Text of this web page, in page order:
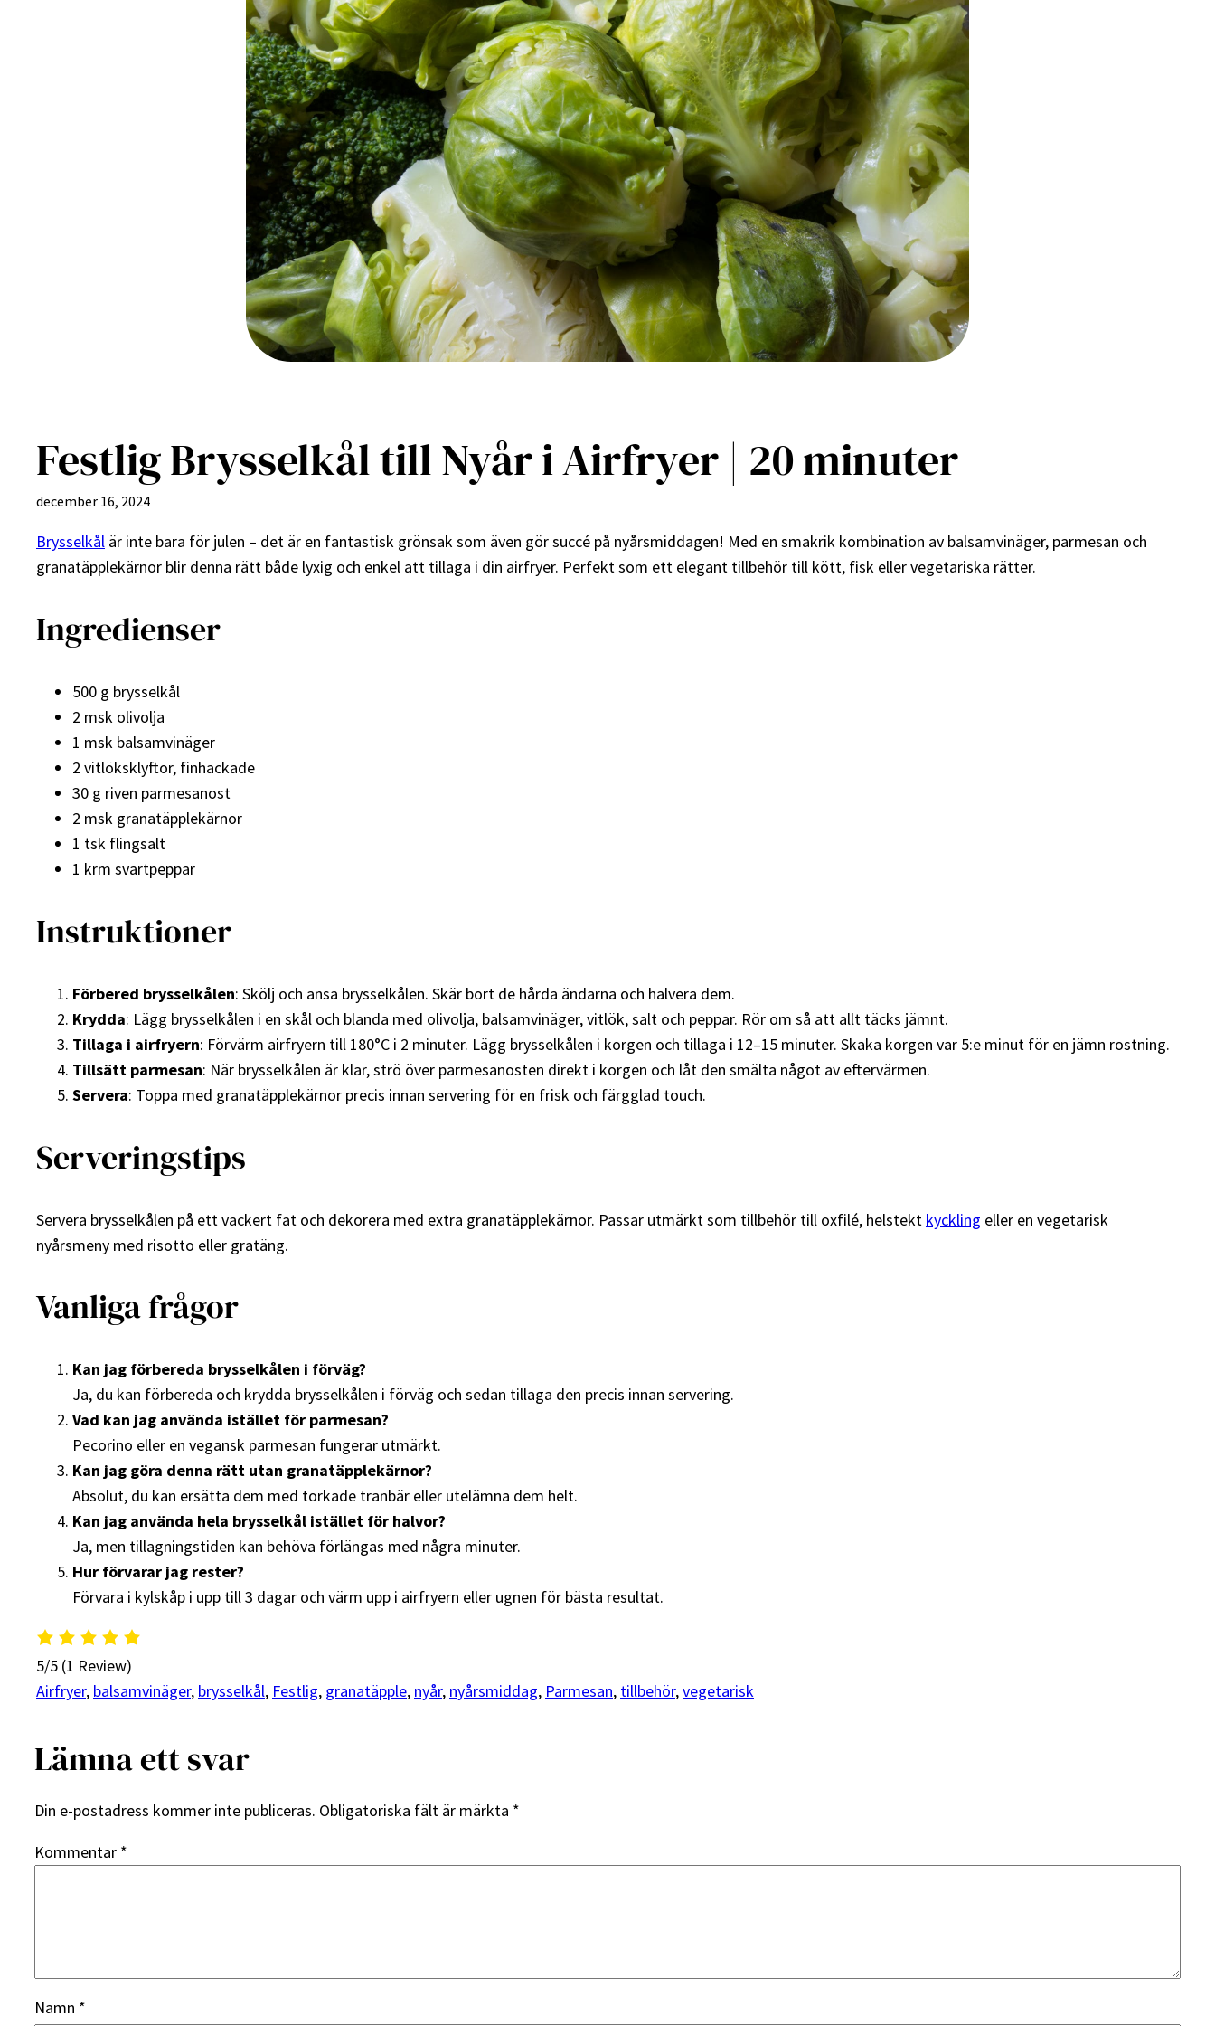
Festlig Brysselkål till Nyår i Airfryer | 20 minuter
december 16, 2024
Brysselkål är inte bara för julen – det är en fantastisk grönsak som även gör succé på nyårsmiddagen! Med en smakrik kombination av balsamvinäger, parmesan och
granatäpplekärnor blir denna rätt både lyxig och enkel att tillaga i din airfryer. Perfekt som ett elegant tillbehör till kött, fisk eller vegetariska rätter.
Ingredienser
500 g brysselkål
2 msk olivolja
1 msk balsamvinäger
2 vitlöksklyftor, finhackade
30 g riven parmesanost
2 msk granatäpplekärnor
1 tsk flingsalt
1 krm svartpeppar
Instruktioner
Förbered brysselkålen: Skölj och ansa brysselkålen. Skär bort de hårda ändarna och halvera dem.
Krydda: Lägg brysselkålen i en skål och blanda med olivolja, balsamvinäger, vitlök, salt och peppar. Rör om så att allt täcks jämnt.
Tillaga i airfryern: Förvärm airfryern till 180°C i 2 minuter. Lägg brysselkålen i korgen och tillaga i 12–15 minuter. Skaka korgen var 5:e minut för en jämn rostning.
Tillsätt parmesan: När brysselkålen är klar, strö över parmesanosten direkt i korgen och låt den smälta något av eftervärmen.
Servera: Toppa med granatäpplekärnor precis innan servering för en frisk och färgglad touch.
Serveringstips
Servera brysselkålen på ett vackert fat och dekorera med extra granatäpplekärnor. Passar utmärkt som tillbehör till oxfilé, helstekt kyckling eller en vegetarisk
nyårsmeny med risotto eller gratäng.
Vanliga frågor
Kan jag förbereda brysselkålen i förväg?
Ja, du kan förbereda och krydda brysselkålen i förväg och sedan tillaga den precis innan servering.
Vad kan jag använda istället för parmesan?
Pecorino eller en vegansk parmesan fungerar utmärkt.
Kan jag göra denna rätt utan granatäpplekärnor?
Absolut, du kan ersätta dem med torkade tranbär eller utelämna dem helt.
Kan jag använda hela brysselkål istället för halvor?
Ja, men tillagningstiden kan behöva förlängas med några minuter.
Hur förvarar jag rester?
Förvara i kylskåp i upp till 3 dagar och värm upp i airfryern eller ugnen för bästa resultat.
5/5 (1 Review)
Airfryer, balsamvinäger, brysselkål, Festlig, granatäpple, nyår, nyårsmiddag, Parmesan, tillbehör, vegetarisk
Lämna ett svar
Din e-postadress kommer inte publiceras. Obligatoriska fält är märkta *
Kommentar *
Namn *